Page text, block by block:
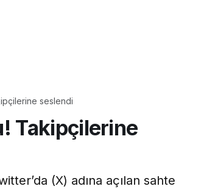
seslendi
Takipçilerine
(X) adına açılan sahte
Çayın yanına çok
Brownie tadında ıslak